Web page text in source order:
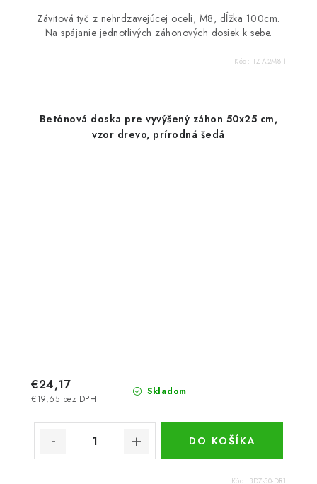
Závitová tyč z nehrdzavejúcej oceli, M8, dĺžka 100cm.
Na spájanie jednotlivých záhonových dosiek k sebe.
Kód: TZ-A2M8-1
Betónová doska pre vyvýšený záhon 50x25 cm,
vzor drevo, prírodná šedá
Skladom
€19,65 bez DPH
€24,17
DO KOŠÍKA
Kód: BDZ-50-DR1